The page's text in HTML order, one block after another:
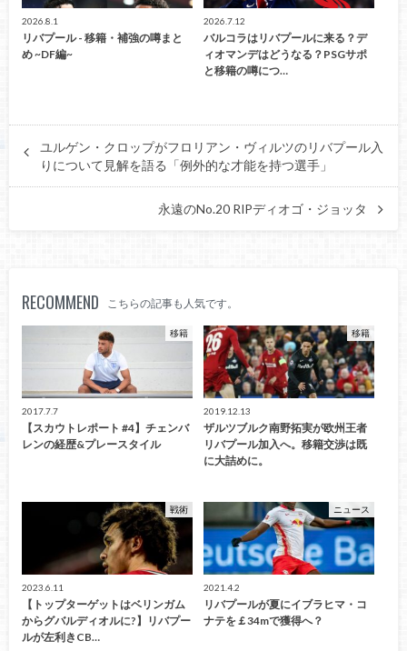
2026.8.1
リバプール - 移籍・補強の噂まと
め ~DF編~
2026.7.12
バルコラはリバプールに来る？デ
ィオマンデはどうなる？PSGサポ
と移籍の噂につ…
ユルゲン・クロップがフロリアン・ヴィルツのリバプール入
りについて見解を語る「例外的な才能を持つ選手」
永遠のNo.20 RIPディオゴ・ジョッタ
RECOMMEND こちらの記事も人気です。
移籍
2017.7.7
【スカウトレポート #4】チェンバ
レンの経歴&プレースタイル
移籍
2019.12.13
ザルツブルク南野拓実が欧州王者
リバプール加入へ。移籍交渉は既
に大詰めに。
戦術
2023.6.11
【トップターゲットはベリンガム
からグバルディオルに?】リバプー
ルが左利きCB…
ニュース
2021.4.2
リバプールが夏にイブラヒマ・コ
ナテを￡34mで獲得へ？